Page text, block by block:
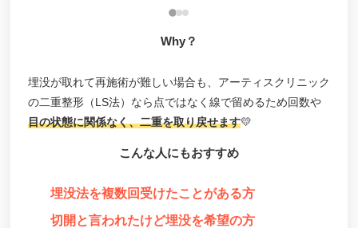
Why？
埋没が取れて再施術が難しい場合も、アーティスクリニック
の二重整形（LS法）なら点ではなく線で留めるため回数や
目の状態に関係なく、二重を取り戻せます💛
こんな人にもおすすめ
埋没法を複数回受けたことがある方
切開と言われたけど埋没を希望の方